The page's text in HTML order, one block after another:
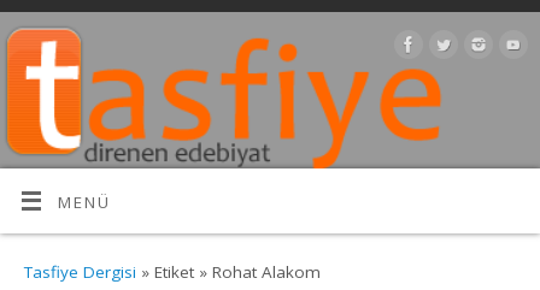
MENÜ
Tasfiye Dergisi » Etiket » Rohat Alakom